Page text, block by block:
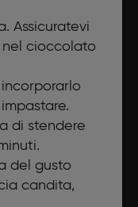
Assicuratevi
nel cioccolato
di stendere
del gusto
candita,